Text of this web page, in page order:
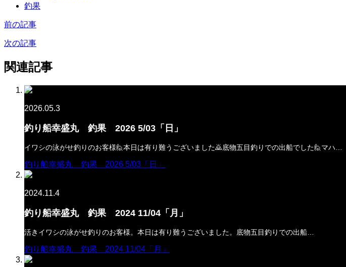
釣果
前の記事
次の記事
関連記事
2026.05.3
釣り船幸盛丸 釣果 2026 5/03「日」
イワシの泳がせ釣りのお客様🙋本日は有り難うございました🙇底物五目釣りでの出船でした🙋マハ…
釣り船幸盛丸 釣果 2026 5/03「日」
2024.11.4
釣り船幸盛丸 釣果 2024 11/04「月」
活きイワシの泳がせ釣りのお客様。本日は有り難うございました。底物五目釣りでの出船…
釣り船幸盛丸 釣果 2024 11/04「月」